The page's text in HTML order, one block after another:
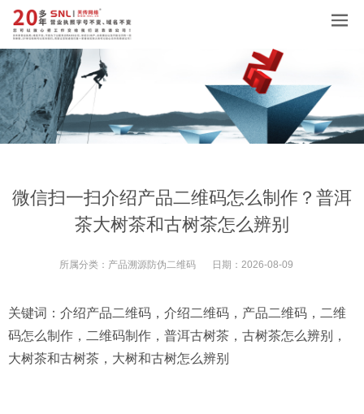
微信扫一扫介绍产品二维码怎么制作？普洱
茶大树茶和古树茶怎么辨别
所属分类： 产品溯源防伪二维码 日期： 2026-08-09
关键词： 介绍产品二维码 ， 介绍二维码 ， 产品二维码 ， 二维
码怎么制作 ， 二维码制作 ， 普洱古树茶 ， 古树茶怎么辨别
，
大树茶和古树茶 ， 大树和古树怎么辨别